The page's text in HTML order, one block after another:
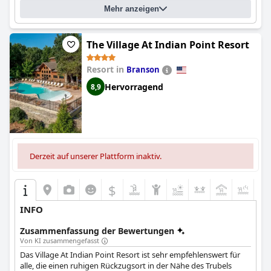
Sheraton Kansas City Hotel at Crown Center
für einen angenehmen Aufenthalt in Kansas City sehr zu
empfehlen.
Mehr anzeigen
The Village At Indian Point Resort
Resort in Branson
8,9 Hervorragend
Derzeit auf unserer Plattform inaktiv.
$
INFO
Zusammenfassung der Bewertungen
Von KI zusammengefasst
Das Village At Indian Point Resort ist sehr empfehlenswert für
alle, die einen ruhigen Rückzugsort in der Nähe des Trubels